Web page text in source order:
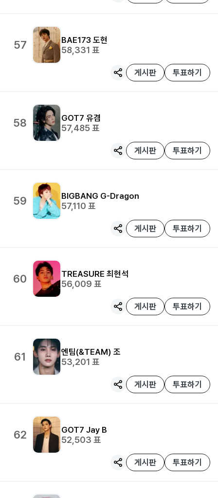
57 BAE173 도현
58,331 표
게시판 투표하기
58 GOT7 유겸
57,485표
게시판 투표하기
59 BIGBANG G-Dragon
57,110 표
게시판 투표하기
60 TREASURE 최현석
56,009 표
게시판 투표하기
61 엔팀(&TEAM) 조
53,201 표
게시판 투표하기
62 GOT7 Jay B
52,503 표
게시판 투표하기